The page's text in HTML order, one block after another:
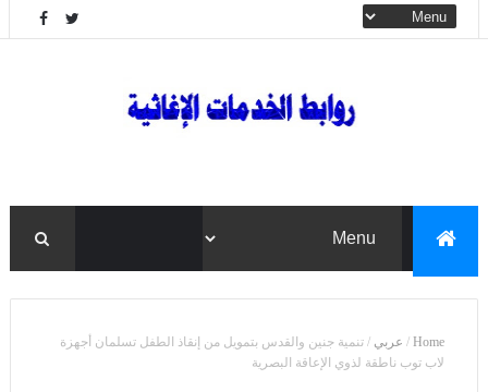
Home
/ عربي / تنمية جنين والقدس بتمويل من إنقاذ الطفل تسلمان أجهزة
لاب توب ناطقة لذوي الإعاقة البصرية